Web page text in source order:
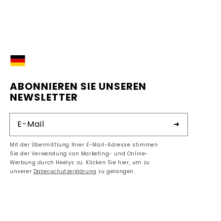
DE
ABONNIEREN SIE UNSEREN
NEWSLETTER
E-Mail
Mit der Übermittlung Ihrer E-Mail-Adresse stimmen
Sie der Verwendung von Marketing- und Online-
Werbung durch Heelys zu. Klicken Sie hier, um zu
unserer Datenschutzerklärung zu gelangen.